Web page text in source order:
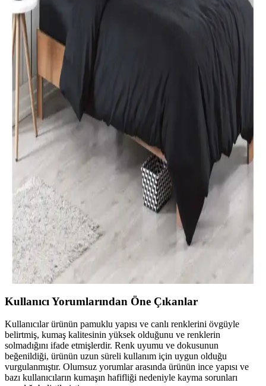
%100 pamuklu Kuromi nevresim takımı, genç ve dinamik
tasarımıyla rahatlık ve şıklığı bir arada sunar. Yüksek kalite malzeme
ve pratik kullanım özellikleriyle ideal yatak odası seçeneği.
Karaca Home Nevresim Takımları Karşılaştırması:
Malzeme, Tasarım ve Kullanıcı Yorumları
İki farklı Karaca Home nevresim takımı detaylı karşılaştırmasıyla
malzeme, tasarım ve kullanıcı yorumlarını keşfedin. Konfor ve
estetik açısından önemli bilgiler içerir.
Özdilek Tek Kişilik Nevresim Takımları: Konfor ve
Şıklık Sunan Seçenekler
Özdilek'in çeşitli tasarımlarıyla, konfor ve şıklığı bir arada sunan tek
kişilik nevresim takımları, kaliteli kumaşlar ve uygun fiyat
seçenekleriyle odanızı yenilemenize yardımcı olur.
Modern Yatak Odası Dekorasyonunda Siyah Tek
Kişilik Nevresim Takımı Seçenekleri ve İpuçları
Modern yatak odalarında siyah tek kişilik nevresim takımları, şıklık
ve fonksiyonelliği bir arada sunar. Kaliteli malzeme ve doğru bakım
ile uzun ömür sağlar, dekorasyona şıklık katar.
Kullanıcı Yorumlarından Öne Çıkanlar
Kullanıcılar ürünün pamuklu yapısı ve canlı renklerini övgüyle
belirtmiş, kumaş kalitesinin yüksek olduğunu ve renklerin
solmadığını ifade etmişlerdir. Renk uyumu ve dokusunun
beğenildiği, ürünün uzun süreli kullanım için uygun olduğu
vurgulanmıştır. Olumsuz yorumlar arasında ürünün ince yapısı ve
bazı kullanıcıların kumaşın hafifliği nedeniyle kayma sorunları